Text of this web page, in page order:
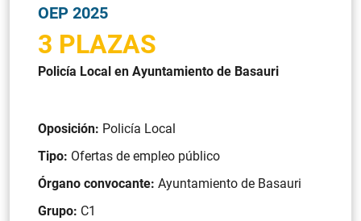
OEP 2025
3 PLAZAS
Policía Local en Ayuntamiento de Basauri
Oposición: Policía Local
Tipo: Ofertas de empleo público
Órgano convocante: Ayuntamiento de Basauri
Grupo: C1